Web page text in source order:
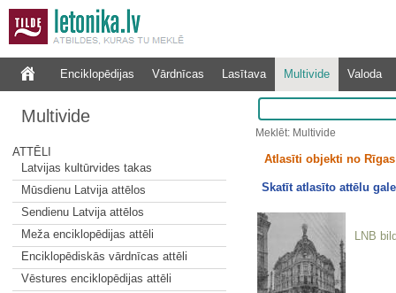
Enciklopēdijas Vārdnīcas Lasītava Multivide Valoda
Multivide
ATTĒLI
Latvijas kultūrvides takas
Mūsdienu Latvija attēlos
Sendienu Latvija attēlos
Meža enciklopēdijas attēli
Enciklopēdiskās vārdnīcas attēli
Vēstures enciklopēdijas attēli
Meklēt: Multivide
Atlasīti objekti no
Skatīt atlasīto attēlu
LNB